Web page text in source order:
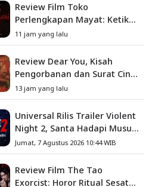
Review Film Toko
Perlengkapan Mayat: Ketika
Kutukan Keluarga Menjadi
Sumber Teror yang
Sesungguhnya
11 jam yang lalu
Review Dear You, Kisah
Pengorbanan dan Surat Cinta
yang Menyentuh Hati
13 jam yang lalu
Universal Rilis Trailer Violent
Night 2, Santa Hadapi Musuh
Baru
Jumat, 7 Agustus 2026 10:44 WIB
Review Film The Tao
Exorcist: Horor Ritual Sesat